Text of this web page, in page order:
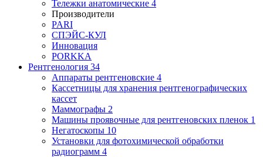
Тележки анатомические 4
Производители
PARI
СПЭЙС-КУЛ
Инновация
PORKKA
Рентгенология 34
Аппараты рентгеновские 4
Кассетницы для хранения рентгенографических
кассет
Маммографы 2
Машины проявочные для рентгеновских пленок 1
Негатоскопы 10
Установки для фотохимической обработки
радиограмм 4